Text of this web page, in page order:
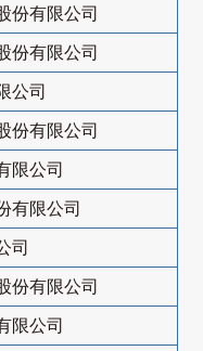
份有限公司
份有限公司
公司
份有限公司
限公司
有限公司
司
份有限公司
限公司